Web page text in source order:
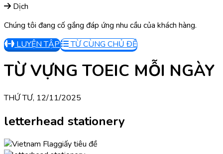
Dịch
Chúng tôi đang cố gắng đáp ứng nhu cầu của khách hàng.
LUYỆN TẬP
TỪ CÙNG CHỦ ĐỀ
TỪ VỰNG TOEIC MỖI NGÀY
THỨ TƯ, 12/11/2025
letterhead stationery
giấy tiêu đề